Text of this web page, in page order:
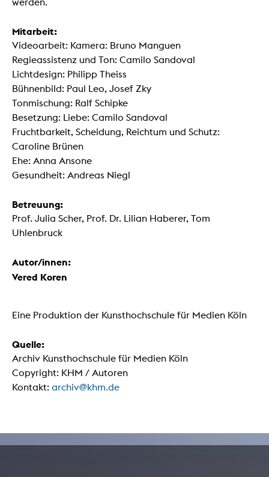
Mitarbeit:
Videoarbeit: Kamera: Bruno Manguen
Regieassistenz und Ton: Camilo Sandoval
Lichtdesign: Philipp Theiss
Bühnenbild: Paul Leo, Josef Zky
Tonmischung: Ralf Schipke
Besetzung: Liebe: Camilo Sandoval
Fruchtbarkeit, Scheidung, Reichtum und Schutz:
Caroline Brünen
Ehe: Anna Ansone
Gesundheit: Andreas Niegl
Betreuung:
Prof. Julia Scher, Prof. Dr. Lilian Haberer, Tom
Uhlenbruck
Autor/innen:
Vered Koren
Eine Produktion der Kunsthochschule für Medien Köln
Quelle:
Archiv Kunsthochschule für Medien Köln
Copyright: KHM / Autoren
Kontakt: archiv@khm.de